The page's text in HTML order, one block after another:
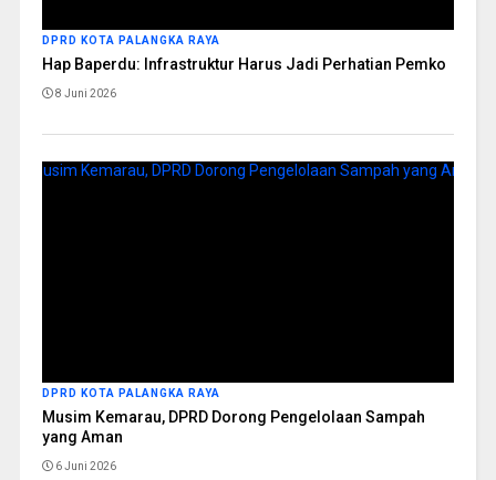
DPRD KOTA PALANGKA RAYA
Hap Baperdu: Infrastruktur Harus Jadi Perhatian Pemko
8 Juni 2026
DPRD KOTA PALANGKA RAYA
Musim Kemarau, DPRD Dorong Pengelolaan Sampah
yang Aman
6 Juni 2026